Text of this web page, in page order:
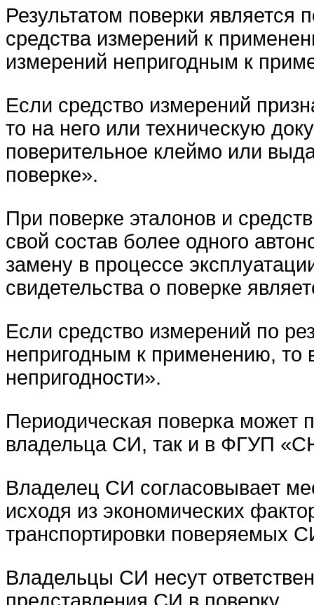
Результатом поверки является
средства измерений к
измерений непригодным к
Если средство измерений
то на него или техническую
поверительное клеймо или
поверке».
При поверке эталонов и
свой состав более одного
замену в процессе
свидетельства о поверке
Если средство измерений по
непригодным к применению,
непригодности».
Периодическая поверка может
владельца СИ, так и в ФГУП
Владелец СИ согласовывает
исходя из экономических
транспортировки поверяемых
Владельцы СИ несут